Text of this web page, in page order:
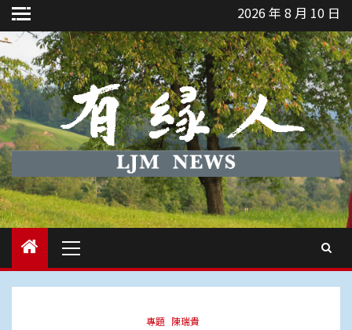
Skip
to
content
2026 年 8 月 10 日
Menu
專題 陳瑞貴